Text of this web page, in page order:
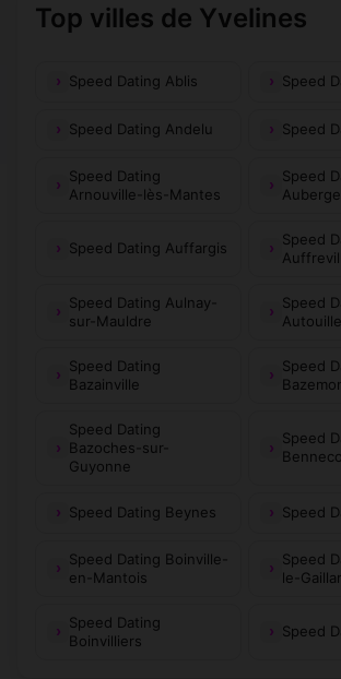
Top villes de Yvelines
Speed Dating Ablis Speed
Speed Dating Andelu Speed
Speed Dating
Arnouville-lès-Mantes
Speed
Speed Dating Auffargis
Speed
Speed Dating Aulnay-
sur-Mauldre
Speed
Speed Dating
Bazainville
Speed
Speed Dating
Bazoches-sur-
Guyonne
Speed
Speed Dating Beynes Speed
Speed Dating Boinville-
en-Mantois
Speed
le-
Speed Dating
Boinvilliers
Speed